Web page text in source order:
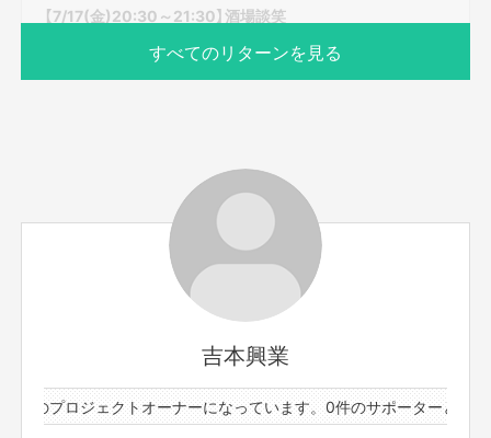
吉本興業
のプロジェクトオーナーになっています。0件のサポーターと73件の
【7/17(金)20:30～21:30】酒場談笑
サポーター数 お届け予定日
2026年7月
日時：7/17(金)20:30～21:30
出演者：茜250cc小泉、侍スライス加藤
お酒や料理の話を熱く語るつまみ作り配信
※こちらのリターンは7/13(月)23:59までお買い求め頂けま
す。
もっと見る
すべてのリターンを見る